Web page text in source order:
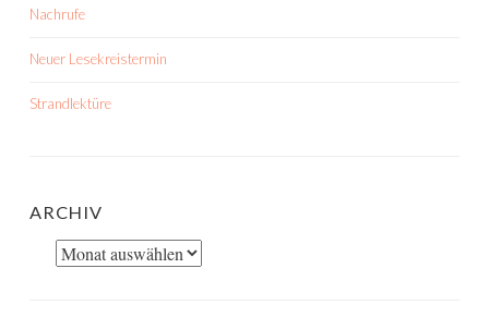
Nachrufe
Neuer Lesekreistermin
Strandlektüre
ARCHIV
Archiv